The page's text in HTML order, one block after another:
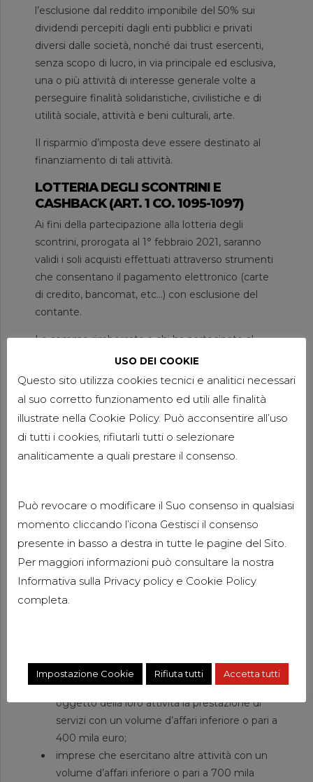
l’esclusione dal reddito imponibile del 50% sui
dividendi percepiti dagli enti pubblici e privati
diversi dalle società, nonché dai trust esercenti,
senza scopo di lucro, in via principale ed esclusiva,
una o più attività di interesse generale volte a
perseguire finalità solidaristiche, civilistiche e di
utilità sociale, attività e beni culturali, arte.
Il risparmio d’imposta deve essere destinato al
finanziamento di tali attività.
LOTTERIA DEGLI SCONTRINI E
CASHBACK (ART. 1 CO. 1095-1097)
Ai fini della partecipazione alla lotteria degli
scontrini, prorogata al 1° febbraio 2021, saranno
validi i soli acquisti effettuati attraverso strumenti
che consentano il pagamento elettronico (carte
di credito, bancomat, etc…) con esclusione del
contante.
Le somme rimborsate a chi ha partecipato al
programma cashback, la cui fase sperimentale è
iniziata l’8 dicembre 2020, non sono
assoggettate ad alcun tipo di prelievo erariale e
percipiente per l’intero ammontare corrisposto
nel periodo d’imposta.
Dal 2022 cesserà di esistere l’obbligo di invio dei
dati delle operazioni transfrontaliere (cd
“esterometro”). Si dovrà utilizzare come unico
canale di comunicazione il Sistema di
Interscambio, sia per inviare all’Agenzia delle
Entrate i dati delle operazioni con l’estero, sia per
lavoratori autonomi e imprese che hanno per
oggetto della loro attività la prestazione di
servizi con un volume d’affari inferiore o pari a
400 mila euro;
imprese che esercitano altre attività con un
volume d’affari inferiore o pari a 700 mila
USO DEI COOKIE
Questo sito utilizza cookies tecnici e analitici necessari
al suo corretto funzionamento ed utili alle finalità
illustrate nella Cookie Policy. Può acconsentire all’uso
di tutti i cookies, rifiutarli tutti o selezionare
analiticamente a quali prestare il consenso.
Può revocare o modificare il Suo consenso in qualsiasi
momento cliccando l’icona Gestisci il consenso
presente in basso a destra in tutte le pagine del Sito.
Per maggiori informazioni può consultare la nostra
Informativa sulla Privacy policy e Cookie Policy
completa.
Impostazione Cookie Rifiuta tutti Accetta tutti